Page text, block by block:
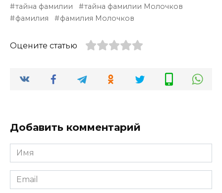
тайна фамилии
тайна фамилии Молочков
фамилия
фамилия Молочков
Оцените статью
Добавить комментарий
Имя
*
Email
*